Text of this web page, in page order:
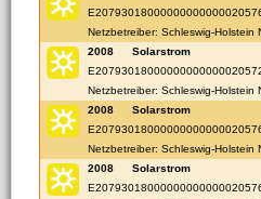
Netzbetreiber: Schleswig-Holstein
2008
Solarstrom
Netzbetreiber: Schleswig-Holstein
2008
Solarstrom
Netzbetreiber: Schleswig-Holstein
2008
Solarstrom